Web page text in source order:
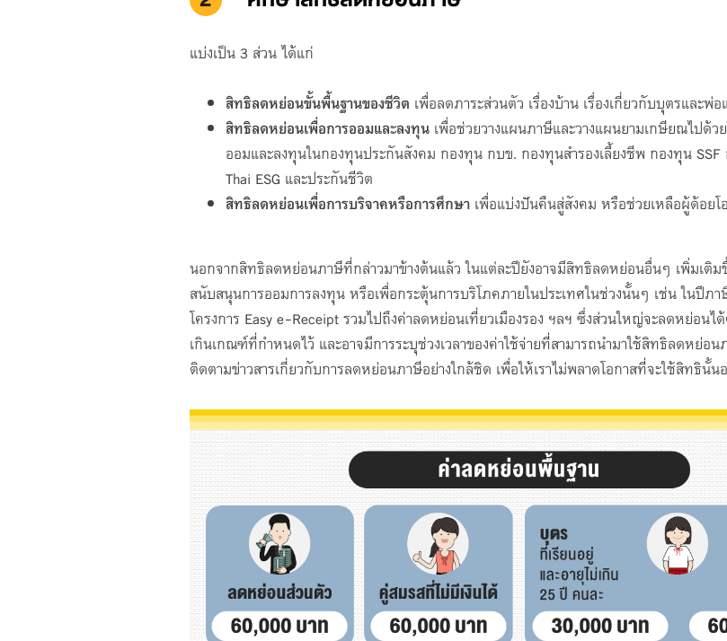
แบ่งเป็น 3 ส่วน ได้แก่
สิทธิลดหย่อนขั้นพื้นฐานของชีวิต เพื่อลดภาระส่วนตัว เรื่องบ้าน เรื่องเกี่ยวกับบุตรและพ่
สิทธิลดหย่อนเพื่อการออมและลงทุนเพื่อช่วยวางแผนภาษีและวางแผนยามเกษียณไปด้ว
ออมและลงทุนในกองทุนประกันสังคม กองทุน กบข. กองทุนสำรองเลี้ยงชีพ กองทุน
Thai ESG และประกันชีวิต
สิทธิลดหย่อนเพื่อการบริจาคหรือการศึกษา เพื่อแบ่งปันคืนสู่สังคม หรือช่วยเหลือผู้ด้อยโ
นอกจากสิทธิลดหย่อนภาษีที่กล่าวมาข้างต้นแล้ว ในแต่ละปียังอาจมีสิทธิลดหย่อนอื่นๆ เพิ่มเติม
สนับสนุนการออมการลงทุน หรือเพื่อกระตุ้นการบริโภคภายในประเทศในช่วงนั้นๆ เช่น ในปีภ
โครงการ Easy e-Receipt รวมไปถึงค่าลดหย่อนเที่ยวเมืองรอง ฯลฯ ซึ่งส่วนใหญ่จะลดหย่อนไ
เกินเกณฑ์ที่กำหนดไว้ และอาจมีการระบุช่วงเวลาของค่าใช้จ่ายที่สามารถนำมาใช้สิทธิลดหย่
ติดตามข่าวสารเกี่ยวกับการลดหย่อนภาษีอย่างใกล้ชิด เพื่อให้เราไม่พลาดโอกาสที่จะใช้สิทธินั้น